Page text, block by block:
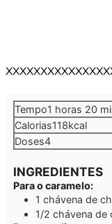
Tempo1 hora
horas 20
Calorias118kcal
Doses4
INGREDIENTES
Para o caramelo:
1 chávena de
1/2 chávena de